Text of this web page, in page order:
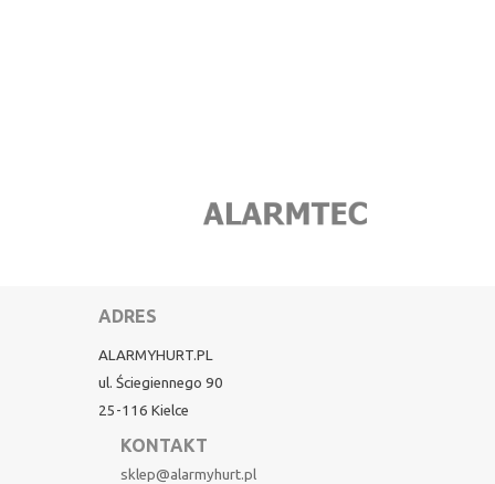
ADRES
ALARMYHURT.PL
ul. Ściegiennego 90
25-116 Kielce
KONTAKT
sklep@alarmyhurt.pl